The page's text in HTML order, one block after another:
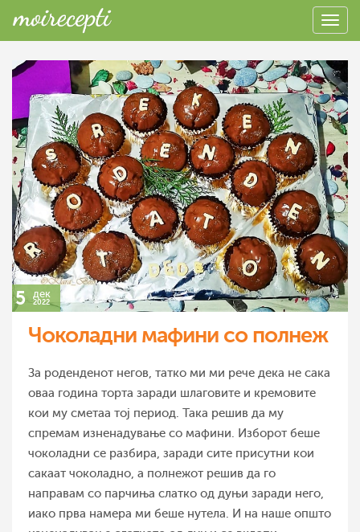
5 дек
2022
Чоколадни мафини со полнеж
За роденденот негов, татко ми ми рече дека не сака
оваа година торта заради шлаговите и кремовите
кои му сметаа тој период. Така решив да му
спремам изненадување со мафини. Изборот беше
чоколадни се разбира, заради сите присутни кои
сакаат чоколадно, а полнежот решив да го
направам со парчиња слатко од дуњи заради него,
иако прва намера ми беше нутела. И на наше општо